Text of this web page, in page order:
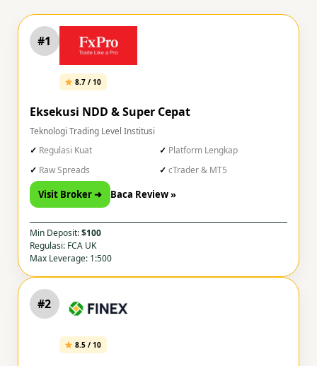
#1
8.7 / 10
Eksekusi NDD & Super Cepat
Teknologi Trading Level Institusi
Regulasi Kuat
Platform Lengkap
Raw Spreads
cTrader & MT5
Visit Broker ➜ Baca Review »
Min Deposit:$100
Regulasi: FCA UK
Max Leverage: 1:500
#2
8.5 / 10